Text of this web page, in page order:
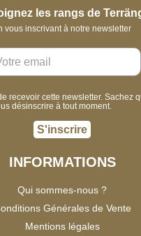
les rangs de
vous inscrivant à notre newsletter
recevoir cette newsletter. Sachez
désinscrire à tout moment.
S'inscrire
INFORMATIONS
Qui sommes-nous ?
Générales de Vente
Mentions légales